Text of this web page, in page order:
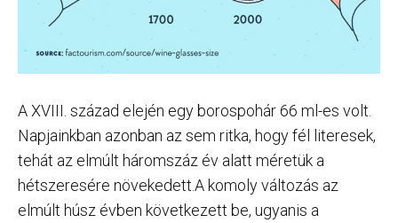
A XVIII. század elején egy borospohár 66 ml-es volt.
Napjainkban azonban az sem ritka, hogy fél literesek,
tehát az elmúlt háromszáz év alatt méretük a
hétszeresére növekedett.A komoly változás az
elmúlt húsz évben következett be, ugyanis a